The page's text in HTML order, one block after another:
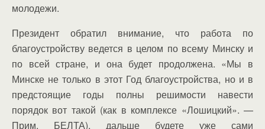
молодежи.
Президент обратил внимание, что работа по
благоустройству ведется в целом по всему Минску и
по всей стране, и она будет продолжена. «Мы в
Минске не только в этот Год благоустройства, но и в
предстоящие годы полны решимости навести
порядок вот такой (как в комплексе «Лошицкий». —
Прим. БЕЛТА), дальше будете уже сами